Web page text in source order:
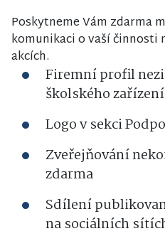
Poskytneme Vám zdarma
komunikaci o vaší činnosti
akcích.
Firemní profil
školského
Logo v sekci
Zveřejňování
zdarma
Sdílení
na sociálních